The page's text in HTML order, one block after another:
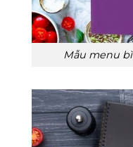
Mẫu menu